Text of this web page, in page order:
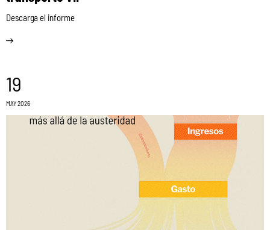
Descarga el informe
19
MAY 2026